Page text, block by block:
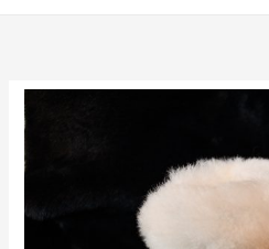
quantité
de
pour
100%